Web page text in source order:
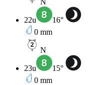
22u 16°
0 mm
N
23u 15°
0 mm